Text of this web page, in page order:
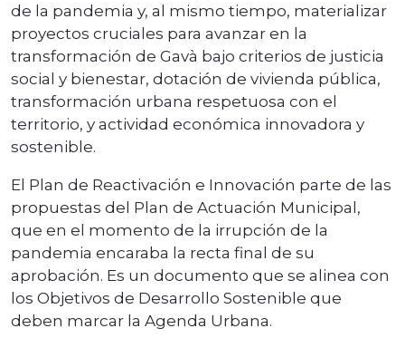
de la pandemia y, al mismo tiempo, materializar
proyectos cruciales para avanzar en la
transformación de Gavà bajo criterios de justicia
social y bienestar, dotación de vivienda pública,
transformación urbana respetuosa con el
territorio, y actividad económica innovadora y
sostenible.
El Plan de Reactivación e Innovación parte de las
propuestas del Plan de Actuación Municipal,
que en el momento de la irrupción de la
pandemia encaraba la recta final de su
aprobación. Es un documento que se alinea con
los Objetivos de Desarrollo Sostenible que
deben marcar la Agenda Urbana.